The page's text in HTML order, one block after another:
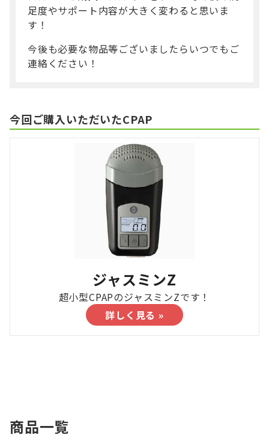
足度やサポート内容が大きく変わると思いま
す！
今後も必要な物品等ございましたらいつでもご
連絡ください！
今回ご購入いただいたCPAP
ジャスミンZ
超小型CPAPのジャスミンZです！
詳しく見る »
商品一覧